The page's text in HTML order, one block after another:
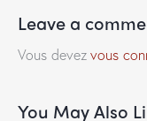
Leave a
Vous devezvous
You May Also